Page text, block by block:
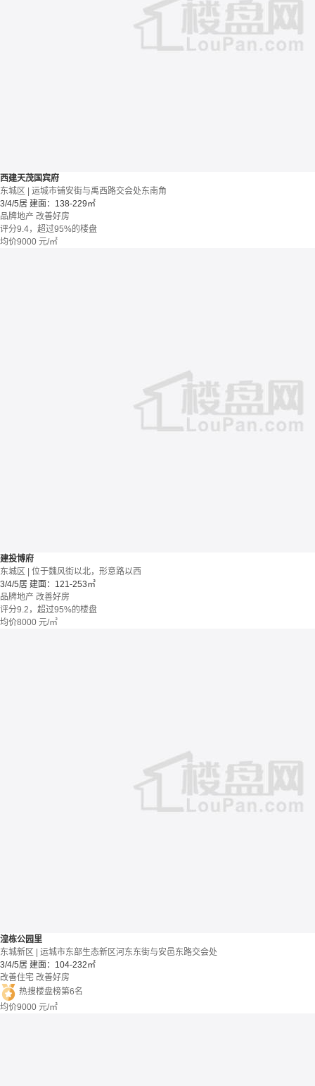
西建天茂国宾府
东城区 | 运城市铺安街与禹西路交会处东南角
3/4/5居 建面：138-229㎡
品牌地产 改善好房
评分9.4，超过95%的楼盘
均价9000 元/㎡
建投博府
东城区 | 位于魏风街以北，形意路以西
3/4/5居 建面：121-253㎡
品牌地产 改善好房
评分9.2，超过95%的楼盘
均价8000 元/㎡
湟栋公园里
东城新区 | 运城市东部生态新区河东东街与安邑东路交会处
3/4/5居 建面：104-232㎡
改善住宅 改善好房
热搜楼盘榜第6名
均价9000 元/㎡